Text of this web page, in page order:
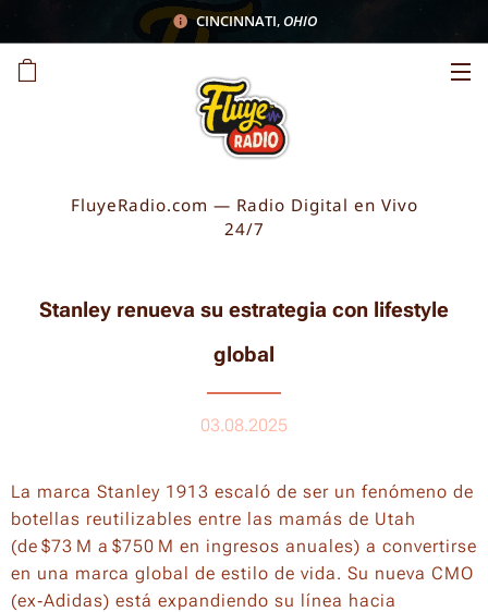
CINCINNATI,OHIO
FluyeRadio.com — Radio Digital en Vivo
24/7
Stanley renueva su estrategia con lifestyle
global
03.08.2025
La marca Stanley 1913 escaló de ser un fenómeno de
botellas reutilizables entre las mamás de Utah
(de $73 M a $750 M en ingresos anuales) a convertirse
en una marca global de estilo de vida. Su nueva CMO
(ex‑Adidas) está expandiendo su línea hacia